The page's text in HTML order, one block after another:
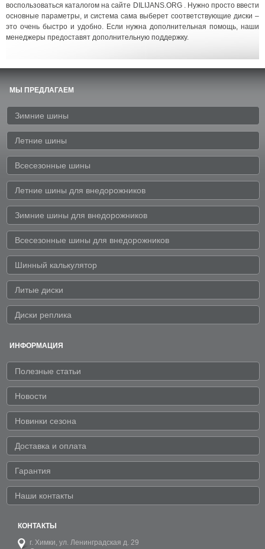
воспользоваться каталогом на сайте DILIJANS.ORG . Нужно просто ввести
основные параметры, и система сама выберет соответствующие диски –
это очень быстро и удобно. Если нужна дополнительная помощь, наши
менеджеры предоставят дополнительную поддержку.
МЫ ПРЕДЛАГАЕМ
Зимние шины
Летние шины
Всесезонные шины
Летние шины для внедорожников
Зимние шины для внедорожников
Всесезонные шины для внедорожников
Шинный калькулятор
Литые диски
Диски реплика
ИНФОРМАЦИЯ
Полезные статьи
Новости
Новинки сезона
Доставка и оплата
Гарантия
Наши контакты
КОНТАКТЫ
г. Химки, ул. Ленинградская д. 29